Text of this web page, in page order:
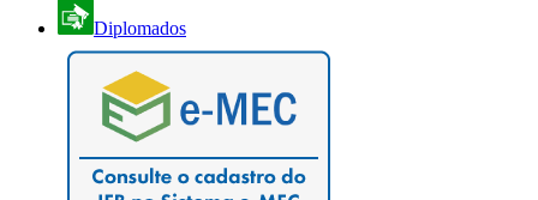
Diplomados